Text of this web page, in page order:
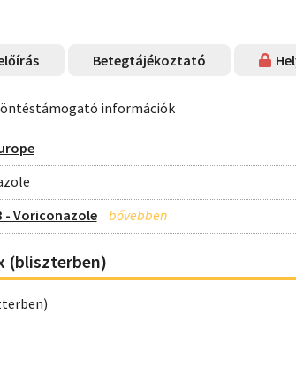
Betegtájékoztató
információk
- Voriconazole
(bliszterben)